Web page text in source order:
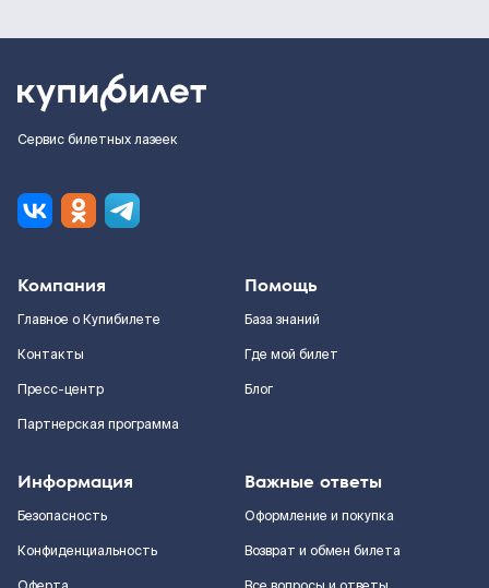
Сервис билетных лазеек
Компания
Главное о Купибилете
Контакты
Пресс-центр
Партнерская программа
Помощь
База знаний
Где мой билет
Блог
Информация
Безопасность
Конфиденциальность
Важные ответы
Оформление и покупка
Возврат и обмен билета